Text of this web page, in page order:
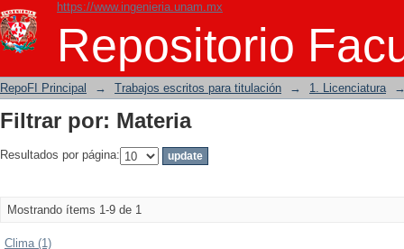
https://www.ingenieria.unam.mx
Repositorio
Filtrar por: Materia
RepoFI Principal → Trabajos escritos para titulación → 1. Licenciatura
Filtrar por: Materia
Resultados por página:
Mostrando ítems 1-9 de 1
Clima (1)